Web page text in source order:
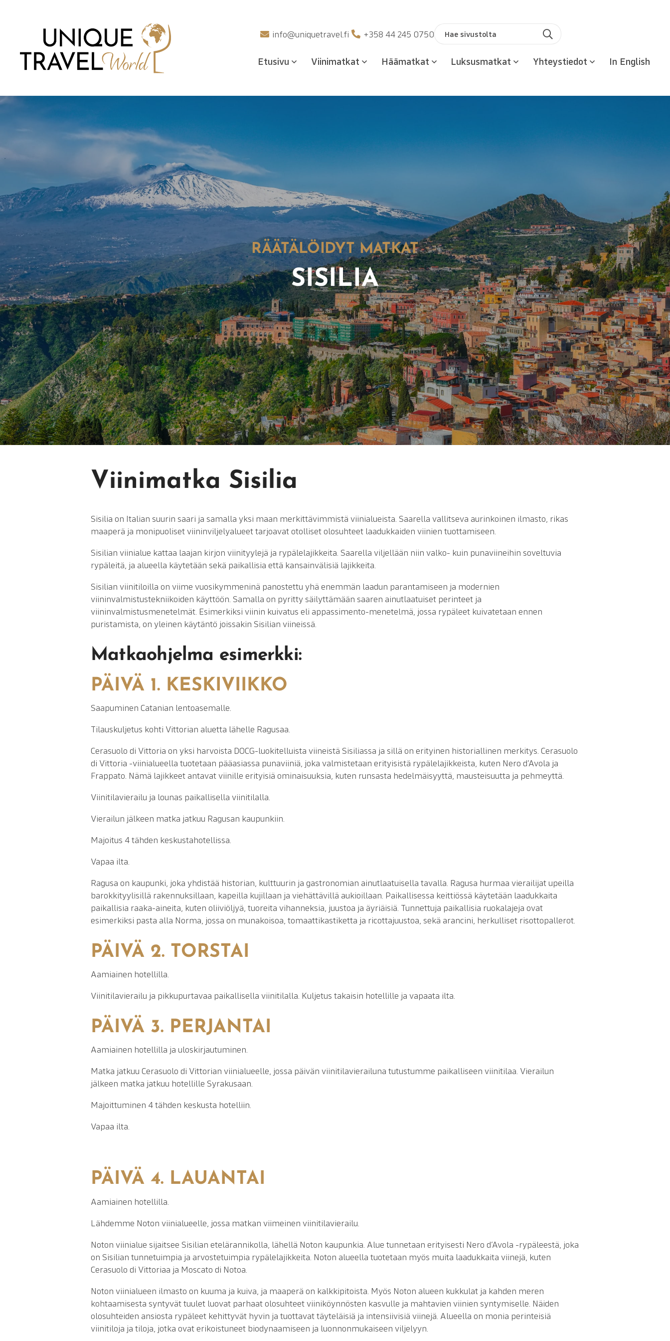
info@uniquetravel.fi +358 44 245 0750Haku: Hae
Etusivu Viinimatkat Häämatkat Luksusmatkat Yhteystiedot In English
RÄÄTÄLÖIDYT MATKAT
SISILIA
Viinimatka Sisilia
Sisilia on Italian suurin saari ja samalla yksi maan merkittävimmistä viinialueista. Saarella vallitseva aurinkoinen ilmasto, rikas
maaperä ja monipuoliset viininviljelyalueet tarjoavat otolliset olosuhteet laadukkaiden viinien tuottamiseen.
Sisilian viinialue kattaa laajan kirjon viinityylejä ja rypälelajikkeita. Saarella viljellään niin valko- kuin punaviineihin soveltuvia
rypäleitä, ja alueella käytetään sekä paikallisia että kansainvälisiä lajikkeita.
Sisilian viinitiloilla on viime vuosikymmeninä panostettu yhä enemmän laadun parantamiseen ja modernien
viininvalmistustekniikoiden käyttöön. Samalla on pyritty säilyttämään saaren ainutlaatuiset perinteet ja
viininvalmistusmenetelmät. Esimerkiksi viinin kuivatus eli appassimento-menetelmä, jossa rypäleet kuivatetaan ennen
puristamista, on yleinen käytäntö joissakin Sisilian viineissä.
Matkaohjelma esimerkki:
PÄIVÄ 1. KESKIVIIKKO
Saapuminen Catanian lentoasemalle.
Tilauskuljetus kohti Vittorian aluetta lähelle Ragusaa.
Cerasuolo di Vittoria on yksi harvoista DOCG-luokitelluista viineistä Sisiliassa ja sillä on erityinen historiallinen merkitys. Cerasuolo
di Vittoria -viinialueella tuotetaan pääasiassa punaviiniä, joka valmistetaan erityisistä rypälelajikkeista, kuten Nero d’Avola ja
Frappato. Nämä lajikkeet antavat viinille erityisiä ominaisuuksia, kuten runsasta hedelmäisyyttä, mausteisuutta ja pehmeyttä.
Viinitilavierailu ja lounas paikallisella viinitilalla.
Vierailun jälkeen matka jatkuu Ragusan kaupunkiin.
Majoitus 4 tähden keskustahotellissa.
Vapaa ilta.
Ragusa on kaupunki, joka yhdistää historian, kulttuurin ja gastronomian ainutlaatuisella tavalla. Ragusa hurmaa vierailijat upeilla
barokkityylisillä rakennuksillaan, kapeilla kujillaan ja viehättävillä aukioillaan. Paikallisessa keittiössä käytetään laadukkaita
paikallisia raaka-aineita, kuten oliiviöljyä, tuoreita vihanneksia, juustoa ja äyriäisiä. Tunnettuja paikallisia ruokalajeja ovat
esimerkiksi pasta alla Norma, jossa on munakoisoa, tomaattikastiketta ja ricottajuustoa, sekä arancini, herkulliset risottopallerot.
PÄIVÄ 2. TORSTAI
Aamiainen hotellilla.
Viinitilavierailu ja pikkupurtavaa paikallisella viinitilalla. Kuljetus takaisin hotellille ja vapaata ilta.
PÄIVÄ 3. PERJANTAI
Aamiainen hotellilla ja uloskirjautuminen.
Matka jatkuu Cerasuolo di Vittorian viinialueelle, jossa päivän viinitilavierailuna tutustumme paikalliseen viinitilaa. Vierailun
jälkeen matka jatkuu hotellille Syrakusaan.
Majoittuminen 4 tähden keskusta hotelliin.
Vapaa ilta.
PÄIVÄ 4. LAUANTAI
Aamiainen hotellilla.
Lähdemme Noton viinialueelle, jossa matkan viimeinen viinitilavierailu.
Noton viinialue sijaitsee Sisilian etelärannikolla, lähellä Noton kaupunkia. Alue tunnetaan erityisesti Nero d’Avola -rypäleestä, joka
on Sisilian tunnetuimpia ja arvostetuimpia rypälelajikkeita. Noton alueella tuotetaan myös muita laadukkaita viinejä, kuten
Cerasuolo di Vittoriaa ja Moscato di Notoa.
Noton viinialueen ilmasto on kuuma ja kuiva, ja maaperä on kalkkipitoista. Myös Noton alueen kukkulat ja kahden meren
kohtaamisesta syntyvät tuulet luovat parhaat olosuhteet viiniköynnösten kasvulle ja mahtavien viinien syntymiselle. Näiden
olosuhteiden ansiosta rypäleet kehittyvät hyvin ja tuottavat täyteläisiä ja intensiivisiä viinejä. Alueella on monia perinteisiä
viinitiloja ja tiloja, jotka ovat erikoistuneet biodynaamiseen ja luonnonmukaiseen viljelyyn.